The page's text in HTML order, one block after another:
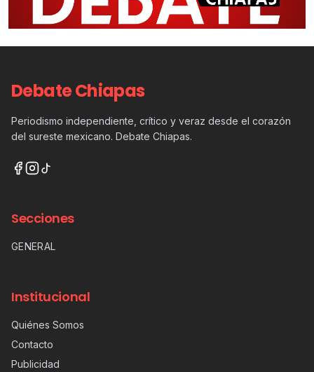
Debate Chiapas
Periodismo independiente, crítico y veraz desde el corazón
del sureste mexicano. Debate Chiapas.
Secciones
GENERAL
Institucional
Quiénes Somos
Contacto
Publicidad